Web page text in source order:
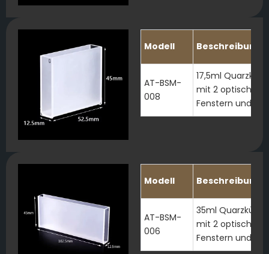
Modell Beschreibung
AT-BSM-
008
17,5ml
mit 2 optischen
Fenstern und
Modell Beschreibung
AT-BSM-
006
35ml
mit 2 optischen
Fenstern und